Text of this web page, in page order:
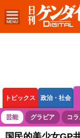
トピックス 政治・社会
ボートレース 競輪
芸能 グラビア コ